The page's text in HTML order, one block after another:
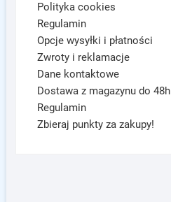
Polityka cookies
Regulamin
Opcje wysyłki i płatności
Zwroty i reklamacje
Dane kontaktowe
Dostawa z magazynu do 48h
Regulamin
Zbieraj punkty za zakupy!